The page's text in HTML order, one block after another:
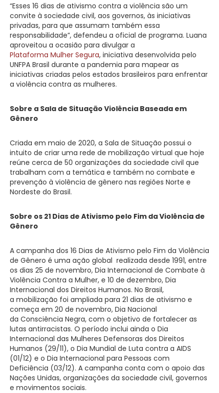
“Esses 16 dias de ativismo contra a violência são um
convite à sociedade civil, aos governos, às iniciativas
privadas, para que assumam também essa
responsabilidade”, defendeu a oficial de programa. Luana
aproveitou a ocasião para divulgar a
Plataforma Mulher Segura, iniciativa desenvolvida pelo
UNFPA Brasil durante a pandemia para mapear as
iniciativas criadas pelos estados brasileiros para enfrentar
a violência contra as mulheres.
Sobre a Sala de Situação Violência Baseada em
Gênero
Criada em maio de 2020, a Sala de Situação possui o
intuito de criar uma rede de mobilização virtual que hoje
reúne cerca de 50 organizações da sociedade civil que
trabalham com a temática e também no combate e
prevenção à violência de gênero nas regiões Norte e
Nordeste do Brasil.
Sobre os 21 Dias de Ativismo pelo Fim da Violência de
Gênero
A campanha dos 16 Dias de Ativismo pelo Fim da Violência
de Gênero é uma ação global realizada desde 1991, entre
os dias 25 de novembro, Dia Internacional de Combate à
Violência Contra a Mulher, e 10 de dezembro, Dia
Internacional dos Direitos Humanos. No Brasil,
a mobilização foi ampliada para 21 dias de ativismo e
começa em 20 de novembro, Dia Nacional
da Consciência Negra, com o objetivo de fortalecer as
lutas antirracistas. O período inclui ainda o Dia
Internacional das Mulheres Defensoras dos Direitos
Humanos (29/11), o Dia Mundial de Luta contra a AIDS
(01/12) e o Dia Internacional para Pessoas com
Deficiência (03/12). A campanha conta com o apoio das
Nações Unidas, organizações da sociedade civil, governos
e movimentos sociais.